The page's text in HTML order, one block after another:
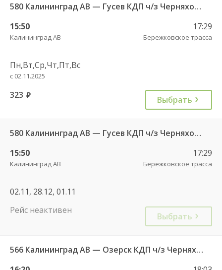
580 Калининград АВ — Гусев КДП ч/з Черняховск АС
15:50
Калининград АВ
17:29
Бережковское трасса
Пн,Вт,Ср,Чт,Пт,Вс
с 02.11.2025
323 руб. Выбрать
580 Калининград АВ — Гусев КДП ч/з Черняховск АС
15:50
Калининград АВ
17:29
Бережковское трасса
02.11, 28.12, 01.11
Рейс неактивен
Выбрать
566 Калининград АВ — Озерск КДП ч/з Черняховск АС